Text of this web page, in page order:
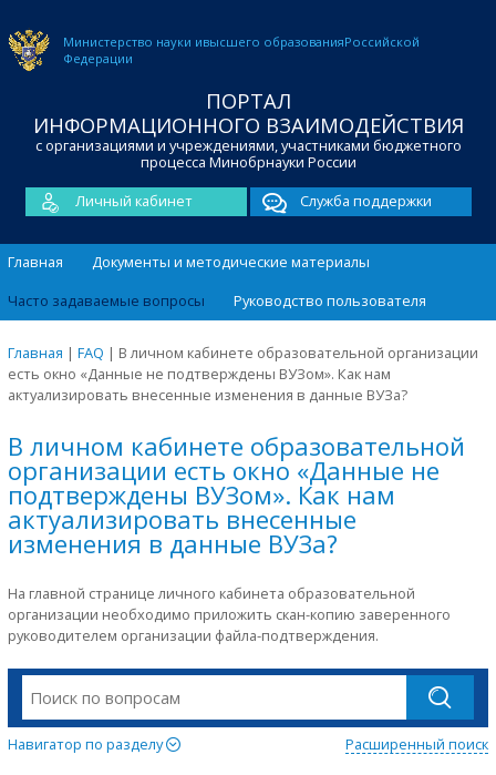
Министерство науки ивысшего образованияРоссийской
Федерации
ПОРТАЛ
ИНФОРМАЦИОННОГО ВЗАИМОДЕЙСТВИЯ
с организациями и учреждениями, участниками бюджетного
процесса Минобрнауки России
Личный кабинет
Служба поддержки
Главная
Документы и методические материалы
Часто задаваемые вопросы
Руководство пользователя
Главная | FAQ | В личном кабинете образовательной организации
есть окно «Данные не подтверждены ВУЗом». Как нам
актуализировать внесенные изменения в данные ВУЗа?
В личном кабинете образовательной
организации есть окно «Данные не
подтверждены ВУЗом». Как нам
актуализировать внесенные
изменения в данные ВУЗа?
На главной странице личного кабинета образовательной
организации необходимо приложить скан-копию заверенного
руководителем организации файла-подтверждения.
Навигатор по разделу Расширенный поиск